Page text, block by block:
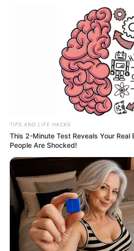
TIPS AND LIFE HACKS
This 2-Minute Test Reveals Your Real
People Are Shocked!